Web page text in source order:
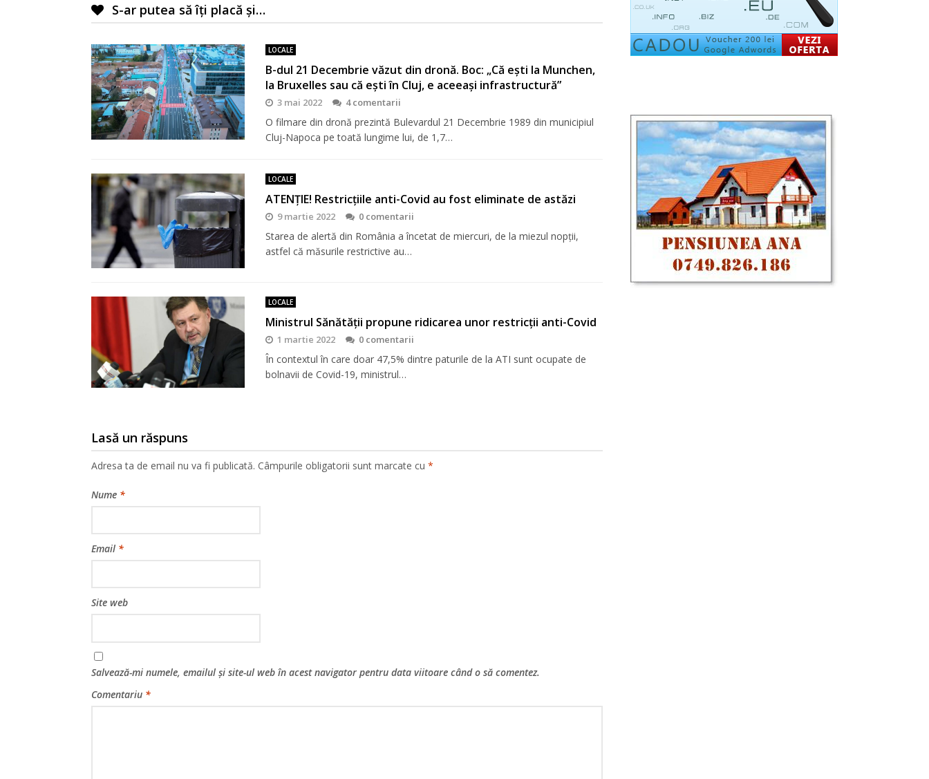
S-ar putea să îți placă și…
LOCALE
B-dul 21 Decembrie văzut din dronă. Boc: „Că ești la Munchen,
la Bruxelles sau că ești în Cluj, e aceeași infrastructură”
3 mai 2022 4 comentarii
O filmare din dronă prezintă Bulevardul 21 Decembrie 1989 din municipiul
Cluj-Napoca pe toată lungime lui, de 1,7…
LOCALE
ATENȚIE! Restricțiile anti-Covid au fost eliminate de astăzi
9 martie 2022 0 comentarii
Starea de alertă din România a încetat de miercuri, de la miezul nopții,
astfel că măsurile restrictive au…
LOCALE
Ministrul Sănătății propune ridicarea unor restricții anti-Covid
1 martie 2022 0 comentarii
În contextul în care doar 47,5% dintre paturile de la ATI sunt ocupate de
bolnavii de Covid-19, ministrul…
Lasă un răspuns
Adresa ta de email nu va fi publicată. Câmpurile obligatorii sunt marcate cu *
Nume *
Email *
Site web
Salvează-mi numele, emailul și site-ul web în acest navigator pentru data viitoare când o să comentez.
Comentariu *